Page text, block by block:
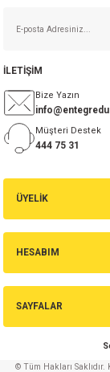
ÜYELİK
HESABIM
SAYFALAR
İLETİŞİM
Bize Yazın
Müşteri Destek
444 75 31
© Tüm Hakları